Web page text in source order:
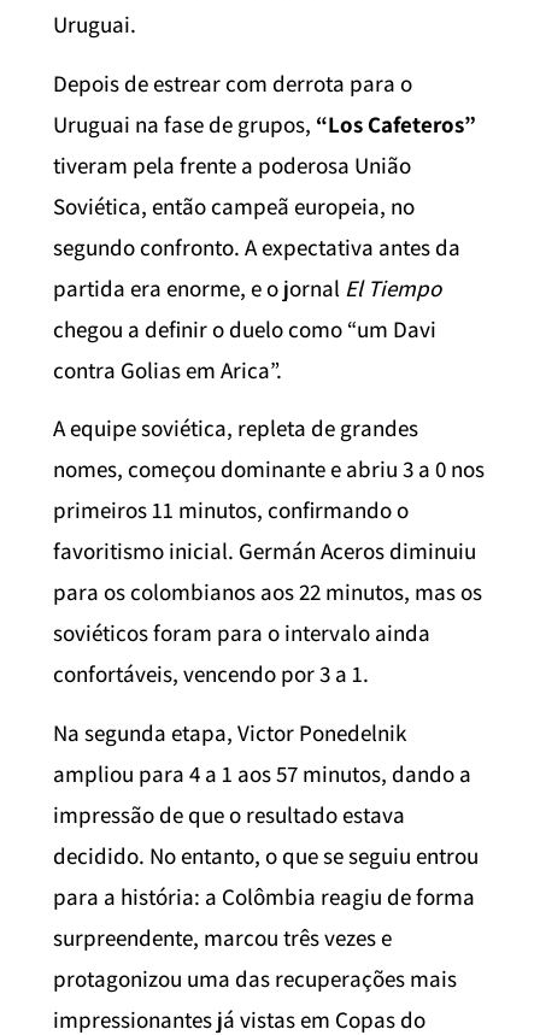
Uruguai.
Depois de estrear com derrota para o
Uruguai na fase de grupos, “Los Cafeteros”
tiveram pela frente a poderosa União
Soviética, então campeã europeia, no
segundo confronto. A expectativa antes da
partida era enorme, e o jornal El Tiempo
chegou a definir o duelo como “um Davi
contra Golias em Arica”.
A equipe soviética, repleta de grandes
nomes, começou dominante e abriu 3 a 0 nos
primeiros 11 minutos, confirmando o
favoritismo inicial. Germán Aceros diminuiu
para os colombianos aos 22 minutos, mas os
soviéticos foram para o intervalo ainda
confortáveis, vencendo por 3 a 1.
Na segunda etapa, Victor Ponedelnik
ampliou para 4 a 1 aos 57 minutos, dando a
impressão de que o resultado estava
decidido. No entanto, o que se seguiu entrou
para a história: a Colômbia reagiu de forma
surpreendente, marcou três vezes e
protagonizou uma das recuperações mais
impressionantes já vistas em Copas do